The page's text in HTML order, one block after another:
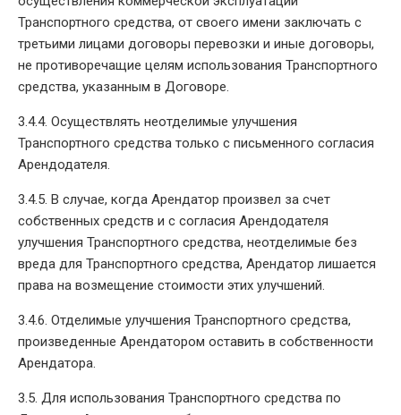
Транспортного средства, от своего имени заключать с
третьими лицами договоры перевозки и иные договоры,
не противоречащие целям использования Транспортного
средства, указанным в Договоре.
3.4.4. Осуществлять неотделимые улучшения
Транспортного средства только с письменного согласия
Арендодателя.
3.4.5. В случае, когда Арендатор произвел за счет
собственных средств и с согласия Арендодателя
улучшения Транспортного средства, неотделимые без
вреда для Транспортного средства, Арендатор лишается
права на возмещение стоимости этих улучшений.
3.4.6. Отделимые улучшения Транспортного средства,
произведенные Арендатором оставить в собственности
Арендатора.
3.5. Для использования Транспортного средства по